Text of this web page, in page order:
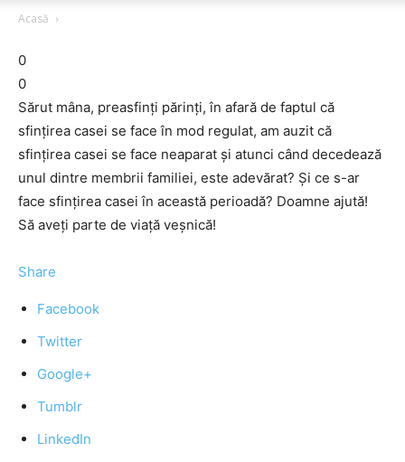
Acasă
0
0
Sărut mâna, preasfinţi părinţi, în afară de faptul că
sfinţirea casei se face în mod regulat, am auzit că
sfinţirea casei se face neaparat şi atunci când decedează
unul dintre membrii familiei, este adevărat? Şi ce s-ar
face sfinţirea casei în această perioadă? Doamne ajută!
Să aveţi parte de viaţă veşnică!
Share
Facebook
Twitter
Google+
Tumblr
LinkedIn